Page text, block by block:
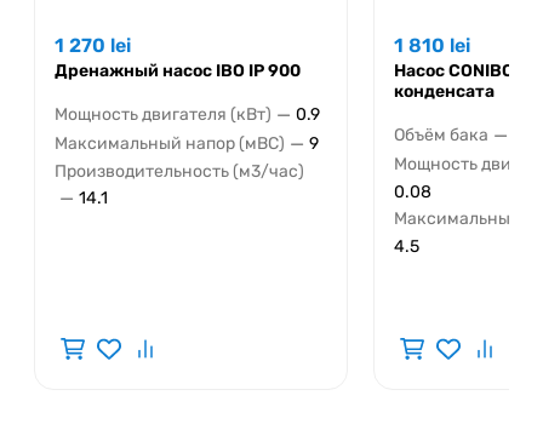
1 270 lei
Дренажный насос IBO IP 900
Мощность двигателя (кВт) — 0.9
Максимальный напор (мВС) — 9
Производительность (м3/час)
— 14.1
1 810 lei
Насос CONIBO
конденсата
Объём бака —
Мощность
0.08
Максимальный
4.5